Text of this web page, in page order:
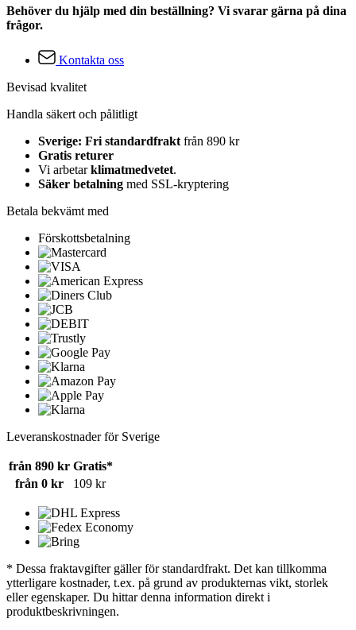
Behöver du hjälp med din beställning? Vi svarar gärna på dina
frågor.
Kontakta oss
Bevisad kvalitet
Handla säkert och pålitligt
Sverige: Fri standardfrakt från 890 kr
Gratis returer
Vi arbetarklimatmedvetet.
Säker betalning med SSL-kryptering
Betala bekvämt med
Förskottsbetalning
Leveranskostnader för Sverige
från 890 kr Gratis*
från 0 kr
109 kr
* Dessa fraktavgifter gäller för standardfrakt. Det kan tillkomma
ytterligare kostnader, t.ex. på grund av produkternas vikt, storlek
eller egenskaper. Du hittar denna information direkt i
produktbeskrivningen.